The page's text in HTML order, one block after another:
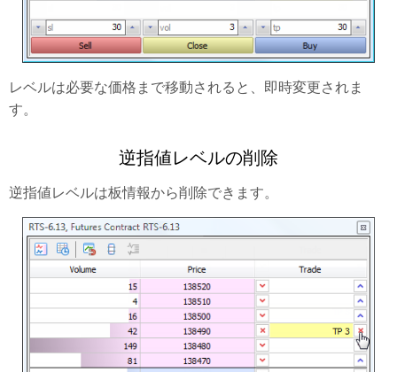
レベルは必要な価格まで移動されると、即時変更されま
す。
逆指値レベルの削除
逆指値レベルは板情報から削除できます。